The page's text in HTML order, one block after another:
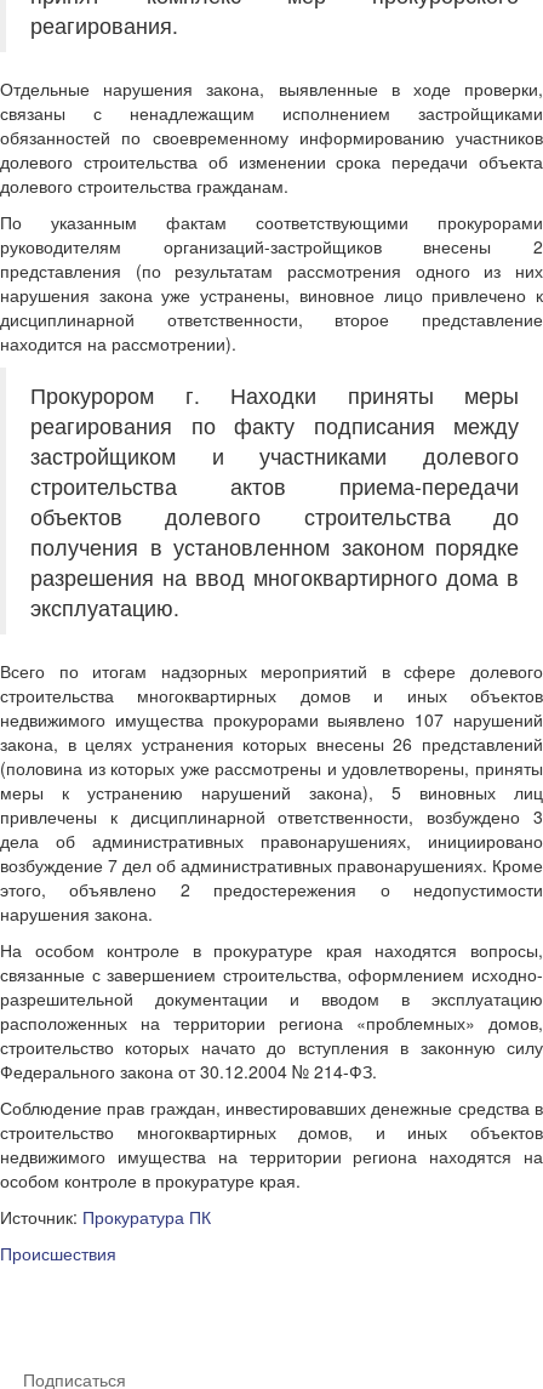
реагирования.
Отдельные нарушения закона, выявленные в ходе проверки,
связаны с ненадлежащим исполнением застройщиками
обязанностей по своевременному информированию участников
долевого строительства об изменении срока передачи объекта
долевого строительства гражданам.
По указанным фактам соответствующими прокурорами
руководителям организаций-застройщиков внесены 2
представления (по результатам рассмотрения одного из них
нарушения закона уже устранены, виновное лицо привлечено к
дисциплинарной ответственности, второе представление
находится на рассмотрении).
Прокурором г. Находки приняты меры
реагирования по факту подписания между
застройщиком и участниками долевого
строительства актов приема-передачи
объектов долевого строительства до
получения в установленном законом порядке
разрешения на ввод многоквартирного дома в
эксплуатацию.
Всего по итогам надзорных мероприятий в сфере долевого
строительства многоквартирных домов и иных объектов
недвижимого имущества прокурорами выявлено 107 нарушений
закона, в целях устранения которых внесены 26 представлений
(половина из которых уже рассмотрены и удовлетворены, приняты
меры к устранению нарушений закона), 5 виновных лиц
привлечены к дисциплинарной ответственности, возбуждено 3
дела об административных правонарушениях, инициировано
возбуждение 7 дел об административных правонарушениях. Кроме
этого, объявлено 2 предостережения о недопустимости
нарушения закона.
На особом контроле в прокуратуре края находятся вопросы,
связанные с завершением строительства, оформлением исходно-
разрешительной документации и вводом в эксплуатацию
расположенных на территории региона «проблемных» домов,
строительство которых начато до вступления в законную силу
Федерального закона от 30.12.2004 № 214-ФЗ.
Соблюдение прав граждан, инвестировавших денежные средства в
строительство многоквартирных домов, и иных объектов
недвижимого имущества на территории региона находятся на
особом контроле в прокуратуре края.
Источник: Прокуратура ПК
Происшествия
Подписаться